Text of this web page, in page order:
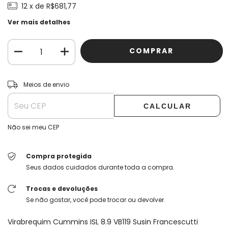
12 x de R$681,77
Ver mais detalhes
Entregas para o CEP:
Meios de envio
CALCULAR
Não sei meu CEP
Compra protegida
Seus dados cuidados durante toda a compra.
Trocas e devoluções
Se não gostar, você pode trocar ou devolver.
Virabrequim Cummins ISL 8.9 VB119 Susin Francescutti